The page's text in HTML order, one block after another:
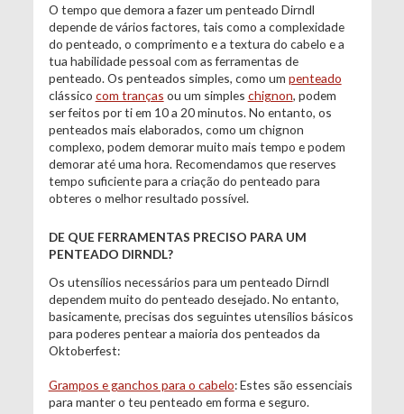
O tempo que demora a fazer um penteado Dirndl
depende de vários factores, tais como a complexidade
do penteado, o comprimento e a textura do cabelo e a
tua habilidade pessoal com as ferramentas de
penteado. Os penteados simples, como um penteado
clássico com tranças ou um simples chignon, podem
ser feitos por ti em 10 a 20 minutos. No entanto, os
penteados mais elaborados, como um chignon
complexo, podem demorar muito mais tempo e podem
demorar até uma hora. Recomendamos que reserves
tempo suficiente para a criação do penteado para
obteres o melhor resultado possível.
DE QUE FERRAMENTAS PRECISO PARA UM
PENTEADO DIRNDL?
Os utensílios necessários para um penteado Dirndl
dependem muito do penteado desejado. No entanto,
basicamente, precisas dos seguintes utensílios básicos
para poderes pentear a maioria dos penteados da
Oktoberfest:
Grampos e ganchos para o cabelo: Estes são essenciais
para manter o teu penteado em forma e seguro.